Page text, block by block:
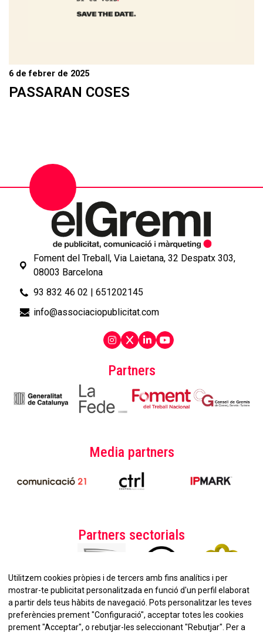
6 de febrer de 2025
PASSARAN COSES
Partners
Media partners
Partners sectorials
Foment del Treball, Via Laietana, 32 Despatx 303,
08003 Barcelona
93 832 46 02 | 651202145
info@associaciopublicitat.com
Utilitzem cookies pròpies i de tercers amb fins analítics i per
mostrar-te publicitat personalitzada en funció d'un perfil elaborat
a partir dels teus hàbits de navegació. Pots personalitzar les teves
preferències prement "Configuració", acceptar totes les cookies
prement "Acceptar", o rebutjar-les seleccionant "Rebutjar". Per a